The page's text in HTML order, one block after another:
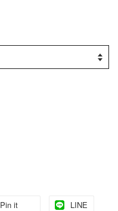
Pin it LINE